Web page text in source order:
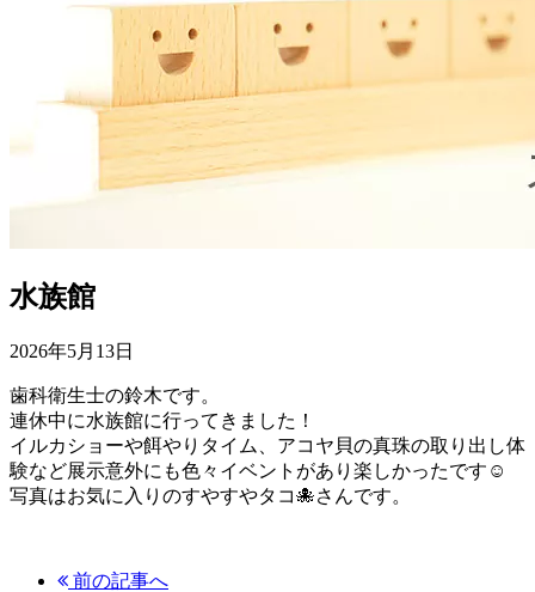
水族館
2026年5月13日
歯科衛生士の鈴木です。
連休中に水族館に行ってきました！
イルカショーや餌やりタイム、アコヤ貝の真珠の取り出し体
験など展示意外にも色々イベントがあり楽しかったです☺️
写真はお気に入りのすやすやタコ🐙さんです。
前の記事へ